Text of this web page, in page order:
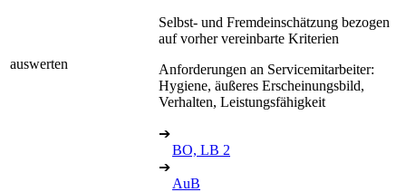
auswerten
Selbst- und Fremdeinschätzung bezogen
auf vorher vereinbarte Kriterien
Anforderungen an Servicemitarbeiter:
Hygiene, äußeres Erscheinungsbild,
Verhalten, Leistungsfähigkeit
➔
BO, LB 2
➔
AuB